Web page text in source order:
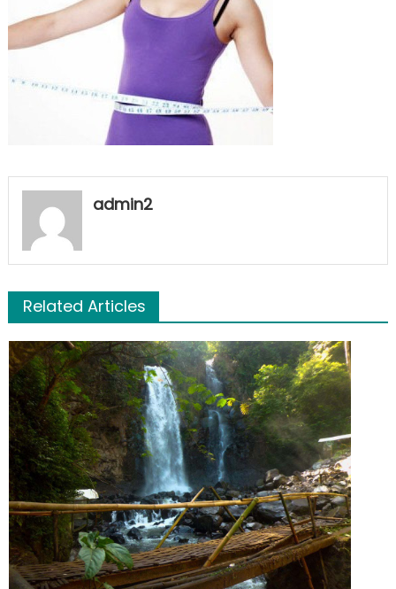
admin2
Related Articles